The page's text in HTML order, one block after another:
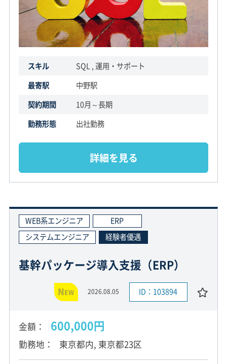
スキル
SQL , 運用・サポート
最寄駅
中野駅
契約期間
10月～長期
勤務形態
出社勤務
詳細を見る
WEB系エンジニア
ERP
システムエンジニア
経験者優遇
基幹パッケージ導入支援（ERP）
NEW 2026.08.05 ID：103894
金額 600,000円
勤務地 東京都内, 東京都23区